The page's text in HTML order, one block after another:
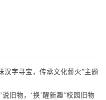
汉字寻宝，传承文化薪火”主题
旧物，‘换’醒新趣”校园旧物